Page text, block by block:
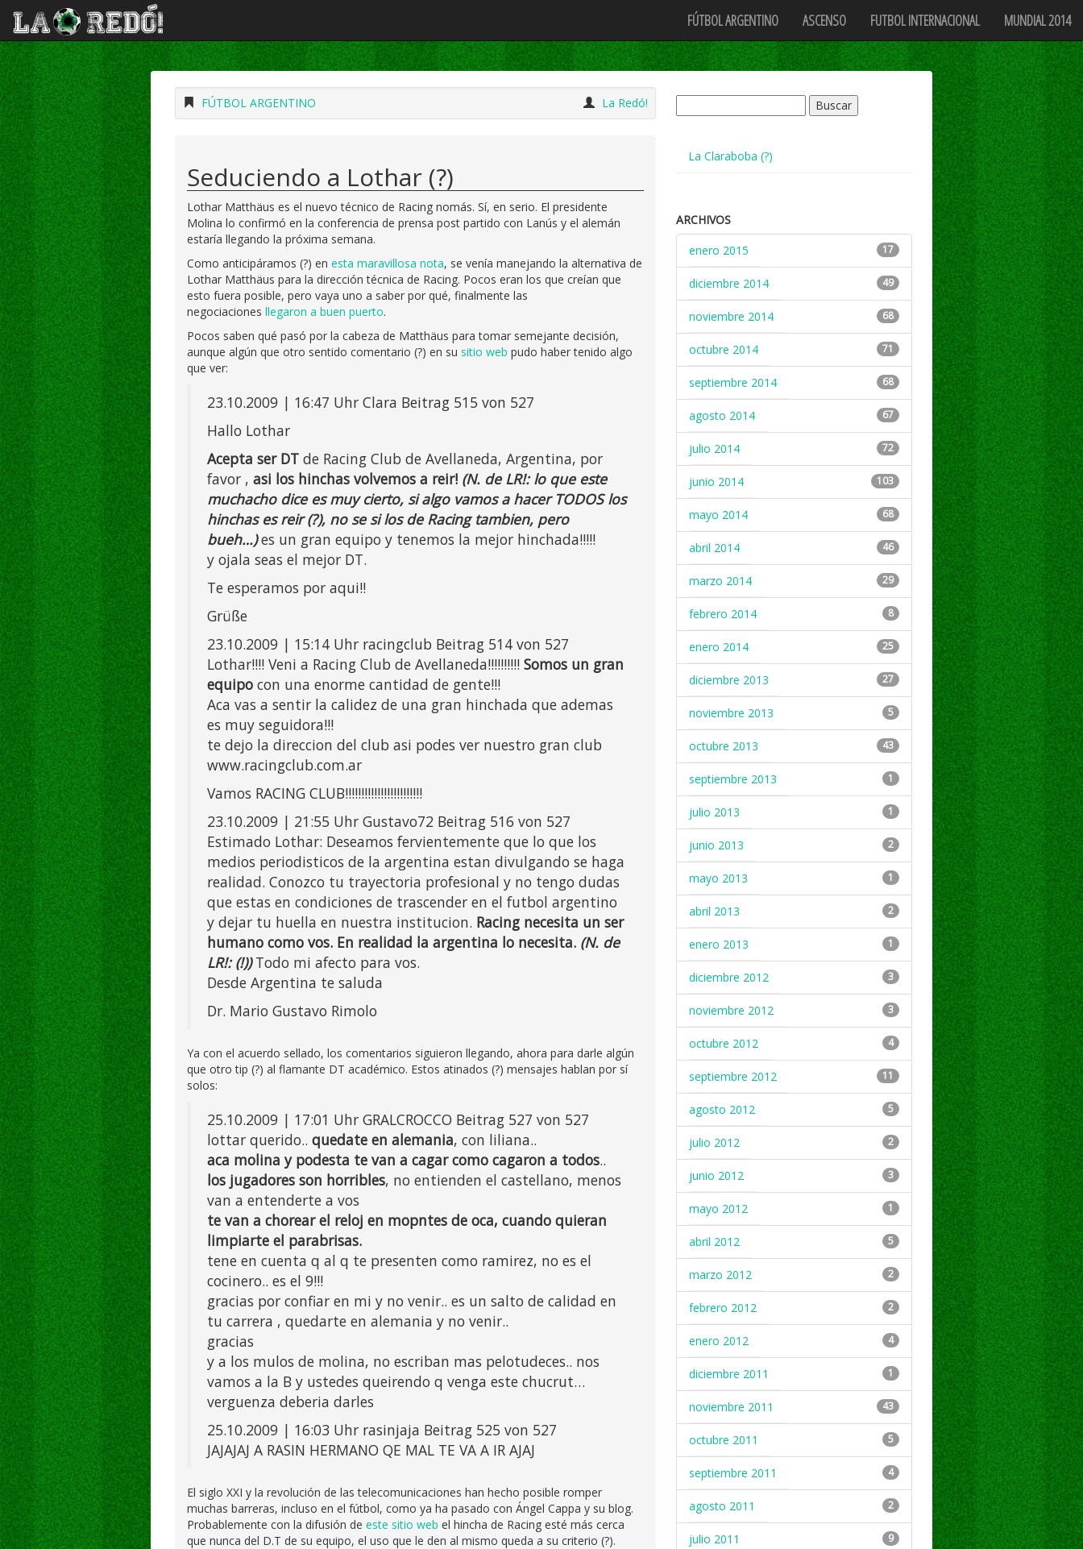
FÚTBOL ARGENTINO ASCENSO FUTBOL INTERNACIONAL MUNDIAL 2014
FÚTBOL ARGENTINO La Redó!
Seduciendo a Lothar (?)
Lothar Matthäus es el nuevo técnico de Racing nomás. Sí, en serio. El presidente
Molina lo confirmó en la conferencia de prensa post partido con Lanús y el alemán
estaría llegando la próxima semana.
Como anticipáramos (?) en esta maravillosa nota, se venía manejando la alternativa de
Lothar Matthäus para la dirección técnica de Racing. Pocos eran los que creían que
esto fuera posible, pero vaya uno a saber por qué, finalmente las
negociaciones llegaron a buen puerto.
Pocos saben qué pasó por la cabeza de Matthäus para tomar semejante decisión,
aunque algún que otro sentido comentario (?) en su sitio web pudo haber tenido algo
que ver:
23.10.2009 | 16:47 Uhr Clara Beitrag 515 von 527
Hallo Lothar
Acepta ser DT de Racing Club de Avellaneda, Argentina, por
favor , asi los hinchas volvemos a reir! (N. de LR!: lo que este
muchacho dice es muy cierto, si algo vamos a hacer TODOS los
hinchas es reir (?), no se si los de Racing tambien, pero
bueh…)es un gran equipo y tenemos la mejor hinchada!!!!!
y ojala seas el mejor DT.
Te esperamos por aqui!!
Grüße
23.10.2009 | 15:14 Uhr racingclub Beitrag 514 von 527
Lothar!!!! Veni a Racing Club de Avellaneda!!!!!!!!!! Somos un gran
equipo con una enorme cantidad de gente!!!
Aca vas a sentir la calidez de una gran hinchada que ademas
es muy seguidora!!!
te dejo la direccion del club asi podes ver nuestro gran club
www.racingclub.com.ar
Vamos RACING CLUB!!!!!!!!!!!!!!!!!!!!!!!!
23.10.2009 | 21:55 Uhr Gustavo72 Beitrag 516 von 527
Estimado Lothar: Deseamos fervientemente que lo que los
medios periodisticos de la argentina estan divulgando se haga
realidad. Conozco tu trayectoria profesional y no tengo dudas
que estas en condiciones de trascender en el futbol argentino
y dejar tu huella en nuestra institucion. Racing necesita un ser
humano como vos. En realidad la argentina lo necesita. (N. de
LR!: (!))Todo mi afecto para vos.
Desde Argentina te saluda
Dr. Mario Gustavo Rimolo
Ya con el acuerdo sellado, los comentarios siguieron llegando, ahora para darle algún
que otro tip (?) al flamante DT académico. Estos atinados (?) mensajes hablan por sí
solos:
25.10.2009 | 17:01 Uhr GRALCROCCO Beitrag 527 von 527
lottar querido.. quedate en alemania, con liliana..
aca molina y podesta te van a cagar como cagaron a todos..
los jugadores son horribles, no entienden el castellano, menos
van a entenderte a vos
te van a chorear el reloj en mopntes de oca, cuando quieran
limpiarte el parabrisas.
tene en cuenta q al q te presenten como ramirez, no es el
cocinero.. es el 9!!!
gracias por confiar en mi y no venir.. es un salto de calidad en
tu carrera , quedarte en alemania y no venir..
gracias
y a los mulos de molina, no escriban mas pelotudeces.. nos
vamos a la B y ustedes queirendo q venga este chucrut…
verguenza deberia darles
25.10.2009 | 16:03 Uhr rasinjaja Beitrag 525 von 527
JAJAJAJ A RASIN HERMANO QE MAL TE VA A IR AJAJ
El siglo XXI y la revolución de las telecomunicaciones han hecho posible romper
muchas barreras, incluso en el fútbol, como ya ha pasado con Ángel Cappa y su blog.
Probablemente con la difusión de este sitio web el hincha de Racing esté más cerca
que nunca del D.T de su equipo, el uso que le den al mismo queda a su criterio (?).
La Claraboba (?)
ARCHIVOS
enero 2015
17
diciembre 2014 49
noviembre 2014 68
octubre 2014 71
septiembre 2014 68
agosto 2014 67
julio 2014 72
junio 2014 103
mayo 2014 68
abril 2014 46
marzo 2014 29
febrero 2014 8
enero 2014 25
diciembre 2013 27
noviembre 2013 5
octubre 2013 43
septiembre 2013 1
julio 2013 1
junio 2013 2
mayo 2013 1
abril 2013 2
enero 2013 1
diciembre 2012 3
noviembre 2012 3
octubre 2012 4
septiembre 2012 11
agosto 2012 5
julio 2012 2
junio 2012 3
mayo 2012 1
abril 2012 5
marzo 2012 2
febrero 2012 2
enero 2012 4
diciembre 2011 1
noviembre 2011 43
octubre 2011 5
septiembre 2011 4
agosto 2011 2
julio 2011 9